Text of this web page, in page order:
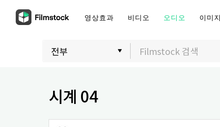
영상효과 비디오 오디오 이미
시계 04